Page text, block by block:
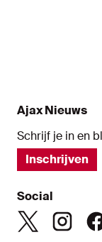
Ajax Nieuws
Schrijf je in en
Inschrijven
Social